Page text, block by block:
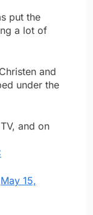
put the
a lot of
and
under the
and on
May 15,